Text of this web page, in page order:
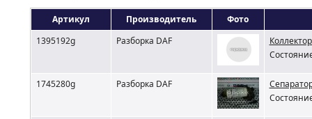
Артикул Производитель
Фото
1395192g
Разборка DAF
1745280g Разборка DAF